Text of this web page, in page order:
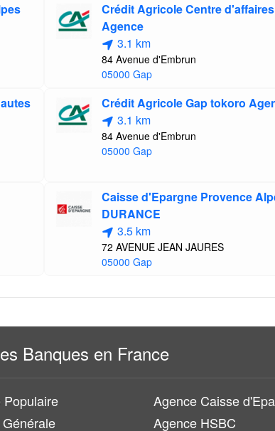
Crédit Agricole Centre
Agence
3.1 km
84 Avenue d'Embrun
05000 Gap
Crédit Agricole Gap tokoro
3.1 km
84 Avenue d'Embrun
05000 Gap
Caisse d'Epargne Provence
DURANCE
3.5 km
72 AVENUE JEAN JAURES
05000 Gap
Banques en France
Agence Caisse
Agence HSBC